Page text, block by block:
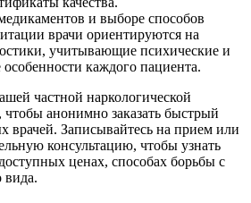
и выборе способов
врачи ориентируются на
учитывающие психические и
каждого пациента.
частной наркологической
анонимно заказать быстрый
врачей. Записывайтесь на прием или
консультацию, чтобы узнать
ценах, способах борьбы с
вида.